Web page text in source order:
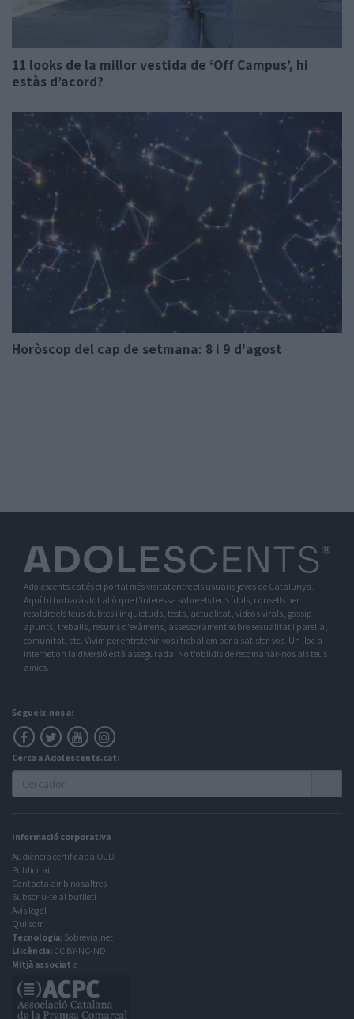
11 looks de la millor vestida de ‘Off Campus’, hi
estàs d’acord?
Horòscop del cap de setmana: 8 i 9 d'agost
Adolescents.cat és el portal més visitat entre els usuaris joves de Catalunya.
Aquí hi trobaràs tot allò que t'interessa sobre els teus ídols, consells per
resoldre els teus dubtes i inquietuds, tests, actualitat, vídeos virals, gossip,
apunts, treballs, resums d'exàmens, assessorament sobre sexualitat i parella,
comunitat, etc. Vivim per entretenir-vos i treballem per a satisfer-vos. Un lloc a
internet on la diversió està assegurada. No t'oblidis de recomanar-nos als teus
amics.
Segueix-nos a:
Cerca a Adolescents.cat:
Informació corporativa
Audiència certificada OJD
Publicitat
Contacta amb nosaltres
Subscriu-te al butlletí
Avís legal
Qui som
Tecnologia: Sobrevia.net
Llicència: CC BY-NC-ND
Mitjà associat a